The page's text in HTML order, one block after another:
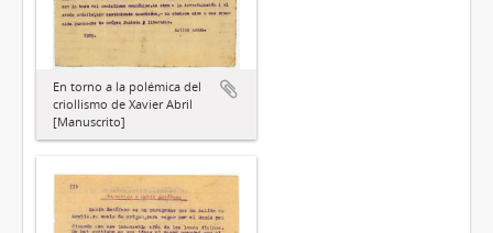
En torno a la polémica del
criollismo de Xavier Abril
[Manuscrito]